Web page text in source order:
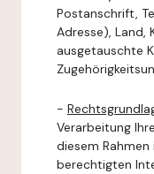
Postanschrift,
Adresse), Land,
ausgetauschte
-
Verarbeitung
diesem
berechtigten